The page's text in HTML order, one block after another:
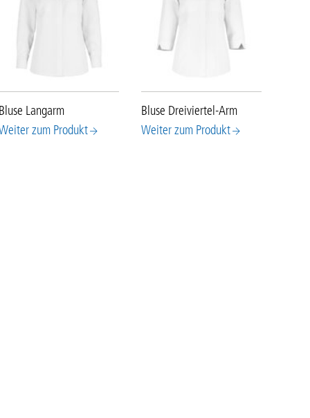
Langarm
zum Produkt
Bluse Dreiviertel-Arm
Weiter zum Produkt